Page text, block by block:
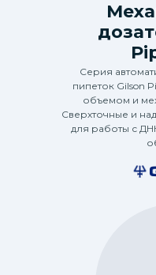
Серия
пипеток Gilson
объемом и
Сверхточные и
для работы с